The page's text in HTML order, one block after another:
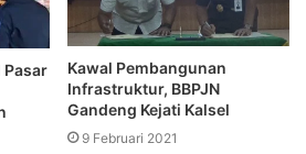
Pasar
Kawal Pembangunan
Infrastruktur, BBPJN
Gandeng Kejati Kalsel
9 Februari 2021